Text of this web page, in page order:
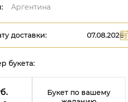
Аргентина
доставки:
букета:
Букет по вашему